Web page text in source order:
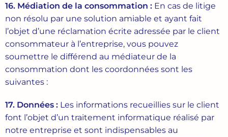
16. Médiation de la consommation : En cas de litige
non résolu par une solution amiable et ayant fait
l’objet d’une réclamation écrite adressée par le client
consommateur à l’entreprise, vous pouvez
soumettre le différend au médiateur de la
consommation dont les coordonnées sont les
suivantes :
17. Données : Les informations recueillies sur le client
font l’objet d’un traitement informatique réalisé par
notre entreprise et sont indispensables au